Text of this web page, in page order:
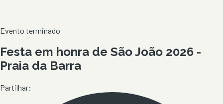
Evento terminado
Festa em honra de São João 2026 -
Praia da Barra
Partilhar: